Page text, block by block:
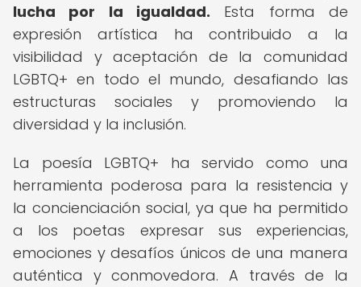
lucha por la igualdad. Esta forma de
expresión artística ha contribuido a la
visibilidad y aceptación de la comunidad
LGBTQ+ en todo el mundo, desafiando las
estructuras sociales y promoviendo la
diversidad y la inclusión.
La poesía LGBTQ+ ha servido como una
herramienta poderosa para la resistencia y
la concienciación social, ya que ha permitido
a los poetas expresar sus experiencias,
emociones y desafíos únicos de una manera
auténtica y conmovedora. A través de la